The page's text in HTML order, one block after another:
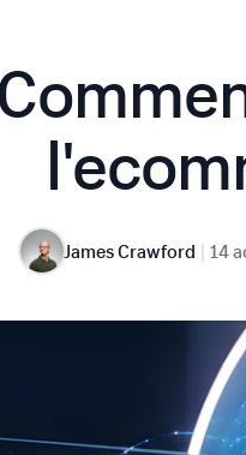
James Crawford | 14